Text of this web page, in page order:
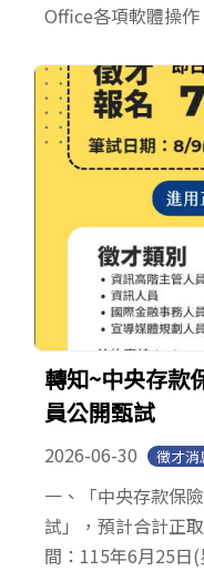
Office各項軟體操作
轉知~中央存款
員公開甄試
2026-06-30 徵才消
一、「中央存款保
試」，預計合計正
間：115年6月25日